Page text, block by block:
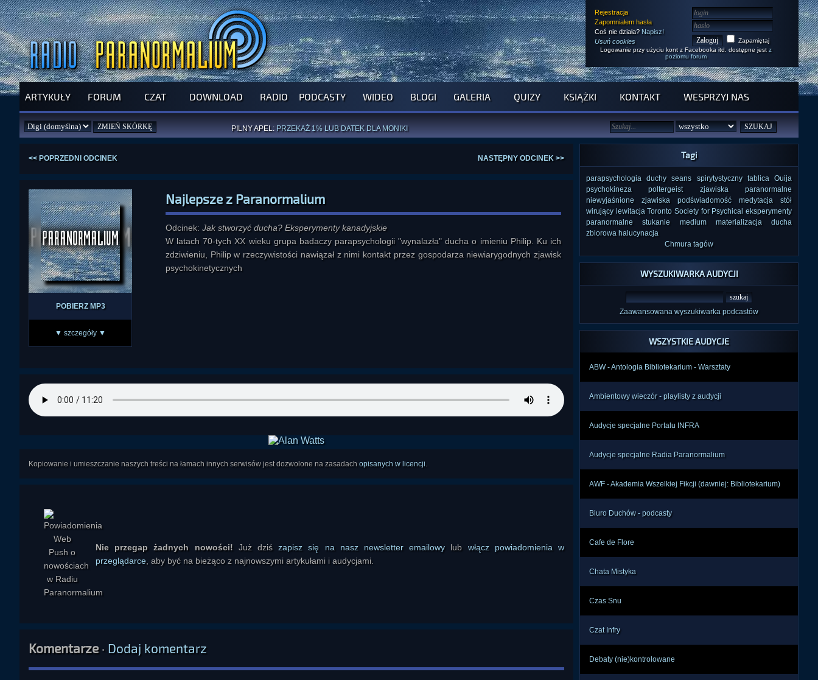
Rejestracja
Zapomniałem hasła
Coś nie działa? Napisz!
Usuń cookies
Zapamiętaj
Logowanie przy użyciu kont z Facebooka itd. dostępne jest z
poziomu forum
ARTYKUŁY FORUM CZAT DOWNLOAD RADIO PODCASTY WIDEO BLOGI GALERIA QUIZY KSIĄŻKI KONTAKT WESPRZYJ NAS
SPRAWDŹ PROGRAM NA NAJBLIŻSZY TYDZIEŃ
JUŻ DZIŚ WYPRÓBUJ NASZE OFICJALNE APLIKACJE
PILNY APEL: PRZEKAŻ 1% LUB DATEK DLA MONIKI
NOWE KSIĄŻKI AUTORSTWAA. MIAZGIID. TRELI
<< POPRZEDNI ODCINEK NASTĘPNY ODCINEK >>
POBIERZ MP3
▼ szczegóły ▼
Najlepsze z Paranormalium
Odcinek: Jak stworzyć ducha? Eksperymenty kanadyjskie
W latach 70-tych XX wieku grupa badaczy parapsychologii "wynalazła" ducha o imieniu Philip. Ku ich
zdziwieniu, Philip w rzeczywistości nawiązał z nimi kontakt przez gospodarza niewiarygodnych zjawisk
psychokinetycznych
Kopiowanie i umieszczanie naszych treści na łamach innych serwisów jest dozwolone na zasadach opisanych w licencji.
Nie przegap żadnych nowości! Już dziśzapisz się na nasz newsletter emailowy lub włącz powiadomienia w
przeglądarce , aby być na bieżąco z najnowszymi artykułami i audycjami.
Komentarze· Dodaj komentarz
Antares
Ivellios
Tagi
parapsychologia duchy seans spirytystyczny tablica Ouija
psychokineza
poltergeist
zjawiska paranormalne
niewyjaśnione zjawiska
podświadomość medytacja
stół
wirujący lewitacja Toronto Society for Psychicaleksperymenty
paranormalne
stukanie medium
materializacja ducha
zbiorowa halucynacja
Chmura tagów
WYSZUKIWARKA AUDYCJI
Zaawansowana wyszukiwarka podcastów
WSZYSTKIE AUDYCJE
ABW - Antologia Bibliotekarium - Warsztaty
Ambientowy wieczór - playlisty z audycji
Audycje specjalne Portalu INFRA
Audycje specjalne Radia Paranormalium
AWF - Akademia Wszelkiej Fikcji (dawniej: Bibliotekarium)
Biuro Duchów - podcasty
Cafe de Flore
Chata Mistyka
Czas Snu
Czat Infry
Debaty (nie)kontrolowane